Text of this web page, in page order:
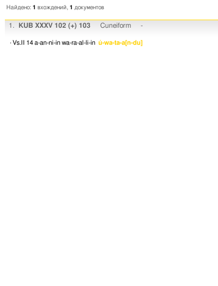
Найдено: 1 вхождений, 1 документов
1. KUB XXXV 102 (+) 103 Cuneiform -
· Vs.II 14 a-an-ni-in wa-ra-al-li-in ú-wa-ta-a[n-du]